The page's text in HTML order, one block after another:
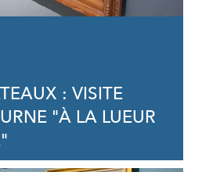
: VISITE
"À LA LUEUR